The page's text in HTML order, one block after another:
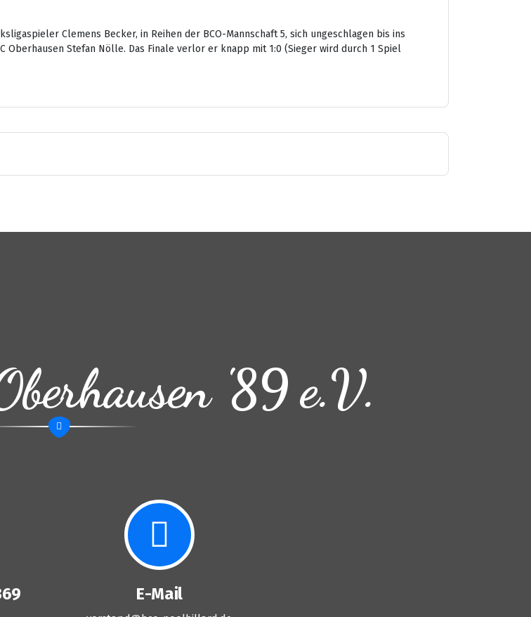
Clemens Becker, in Reihen der BCO-Mannschaft 5, sich ungeschlagen bis ins
Stefan Nölle. Das Finale verlor er knapp mit 1:0 (Sieger wird durch 1 Spiel
'89 e.V.
E-Mail